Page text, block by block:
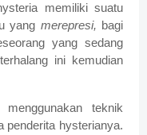
memiliki suatu
yang merepresi, bagi
yang sedang
ini kemudian
teknik
penderita hysterianya.